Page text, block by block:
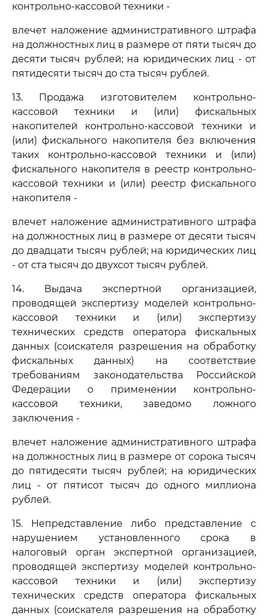
контрольно-кассовой техники -
влечет наложение административного штрафа
на должностных лиц в размере от пяти тысяч до
десяти тысяч рублей; на юридических лиц - от
пятидесяти тысяч до ста тысяч рублей.
13. Продажа изготовителем контрольно-
кассовой техники и (или) фискальных
накопителей контрольно-кассовой техники и
(или) фискального накопителя без включения
таких контрольно-кассовой техники и (или)
фискального накопителя в реестр контрольно-
кассовой техники и (или) реестр фискального
накопителя -
влечет наложение административного штрафа
на должностных лиц в размере от десяти тысяч
до двадцати тысяч рублей; на юридических лиц
- от ста тысяч до двухсот тысяч рублей.
14. Выдача экспертной организацией,
проводящей экспертизу моделей контрольно-
кассовой техники и (или) экспертизу
технических средств оператора фискальных
данных (соискателя разрешения на обработку
фискальных данных) на соответствие
требованиям законодательства Российской
Федерации о применении контрольно-
кассовой техники, заведомо ложного
заключения -
влечет наложение административного штрафа
на должностных лиц в размере от сорока тысяч
до пятидесяти тысяч рублей; на юридических
лиц - от пятисот тысяч до одного миллиона
рублей.
15. Непредставление либо представление с
нарушением установленного срока в
налоговый орган экспертной организацией,
проводящей экспертизу моделей контрольно-
кассовой техники и (или) экспертизу
технических средств оператора фискальных
данных (соискателя разрешения на обработку